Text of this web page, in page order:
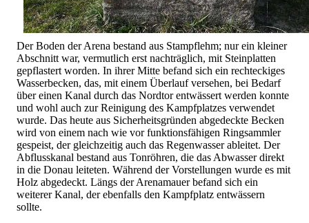
Der Boden der Arena bestand aus Stampflehm; nur ein kleiner
Abschnitt war, vermutlich erst nachträglich, mit Steinplatten
gepflastert worden. In ihrer Mitte befand sich ein rechteckiges
Wasserbecken, das, mit einem Überlauf versehen, bei Bedarf
über einen Kanal durch das Nordtor entwässert werden konnte
und wohl auch zur Reinigung des Kampfplatzes verwendet
wurde. Das heute aus Sicherheitsgründen abgedeckte Becken
wird von einem nach wie vor funktionsfähigen Ringsammler
gespeist, der gleichzeitig auch das Regenwasser ableitet. Der
Abflusskanal bestand aus Tonröhren, die das Abwasser direkt
in die Donau leiteten. Während der Vorstellungen wurde es mit
Holz abgedeckt. Längs der Arenamauer befand sich ein
weiterer Kanal, der ebenfalls den Kampfplatz entwässern
sollte.